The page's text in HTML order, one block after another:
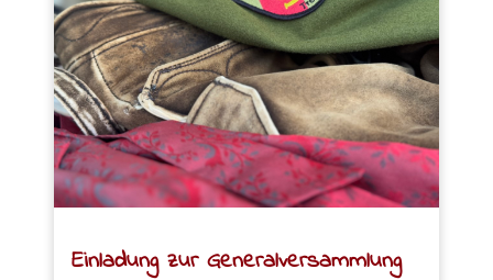
Einladung zur Generalversammlung